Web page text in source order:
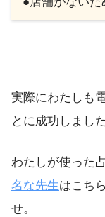
実際にわたしも
とに成功しました
わたしが使った
名な先生はこち
せ。